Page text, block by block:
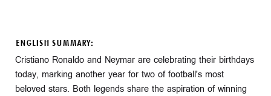
ENGLISH SUMMARY:
Cristiano Ronaldo and Neymar are celebrating their birthdays
today, marking another year for two of football's most
beloved stars. Both legends share the aspiration of winning